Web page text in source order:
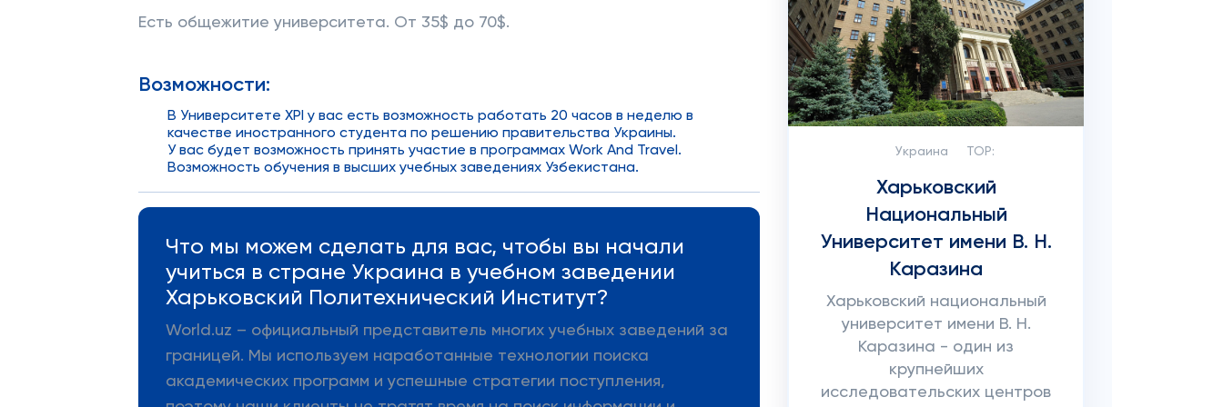
Есть общежитие университета. От 35$ до 70$.
Возможности:
В Университете ХPI у вас есть возможность работать 20 часов в неделю в
качестве иностранного студента по решению правительства Украины.
У вас будет возможность принять участие в программах Work And Travel.
Возможность обучения в высших учебных заведениях Узбекистана.
Что мы можем сделать для вас, чтобы вы начали
учиться в стране Украина в учебном заведении
Харьковский Политехнический Институт?
World.uz – официальный представитель многих учебных заведений за
границей. Мы используем наработанные технологии поиска
академических программ и успешные стратегии поступления,
Украина TOP:
Харьковский
Национальный
Университет имени В. Н.
Каразина
Харьковский национальный
университет имени В. Н.
Каразина - один из
крупнейших
исследовательских центров